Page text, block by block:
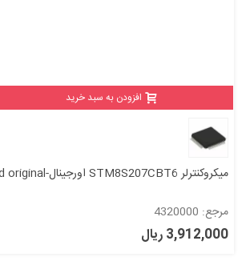
افزودن به سبد خرید
میکروکنترلر STM8S207CBT6 اورجینال-New and original+گارانتی
مرجع: 4320000
3,912,000 ریال